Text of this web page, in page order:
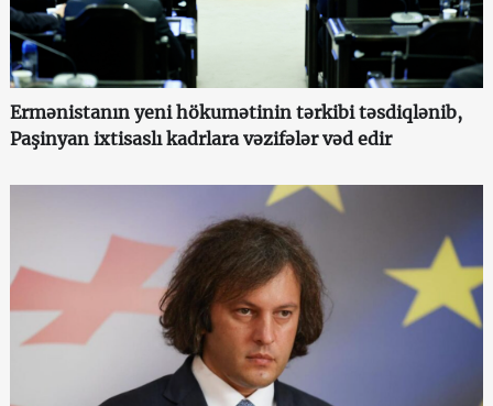
Ermənistanın yeni hökumətinin tərkibi təsdiqlənib,
Paşinyan ixtisaslı kadrlara vəzifələr vəd edir